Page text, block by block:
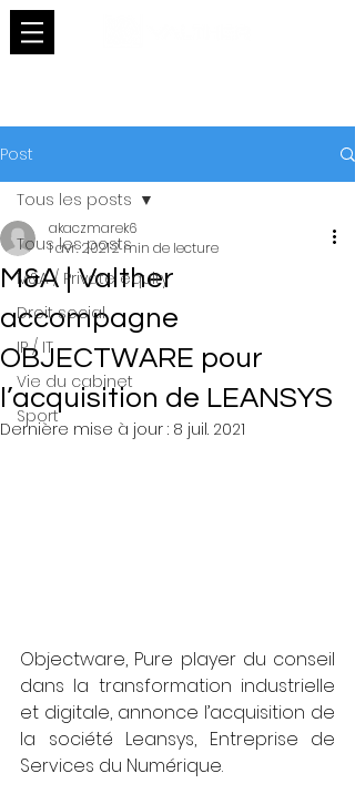
Post
Tous les posts
M&A / Private equity
Droit social
IP / IT
Vie du cabinet
Sport
Tous les posts
M&A | Valther
accompagne
OBJECTWARE pour
l’acquisition de LEANSYS
akaczmarek6
1 avr. 20212 min de lecture
Dernière mise à jour : 8 juil. 2021
Objectware, Pure player du conseil
dans la transformation industrielle
et digitale, annonce l’acquisition de
la société Leansys, Entreprise de
Services du Numérique.